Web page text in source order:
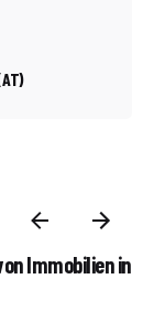
Immobilien in